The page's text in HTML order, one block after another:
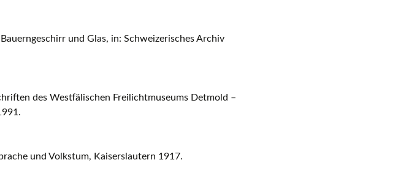
und Glas, in: Schweizerisches Archiv
des Westfälischen Freilichtmuseums Detmold –
und Volkstum, Kaiserslautern 1917.